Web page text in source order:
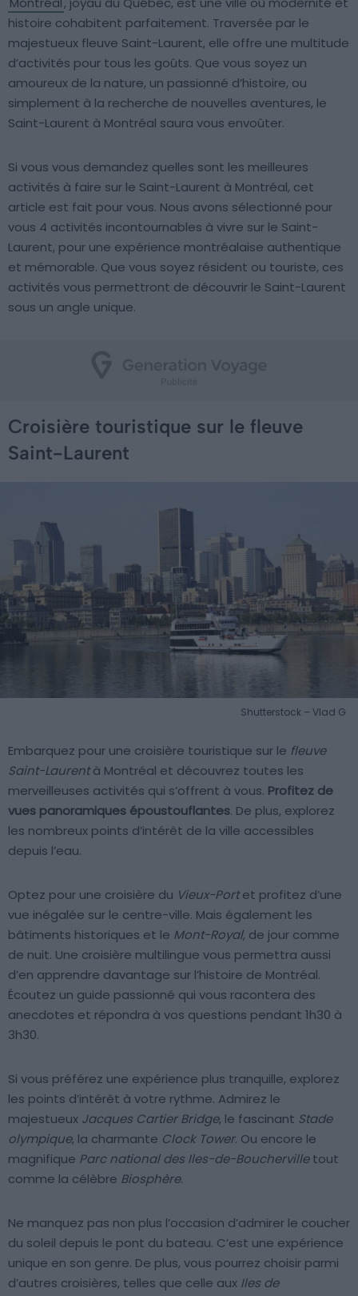
histoire cohabitent parfaitement. Traversée par le
majestueux fleuve Saint-Laurent, elle offre une multitude
d’activités pour tous les goûts. Que vous soyez un
amoureux de la nature, un passionné d’histoire, ou
simplement à la recherche de nouvelles aventures, le
Saint-Laurent à Montréal saura vous envoûter.
Si vous vous demandez quelles sont les meilleures
activités à faire sur le Saint-Laurent à Montréal, cet
article est fait pour vous. Nous avons sélectionné pour
vous 4 activités incontournables à vivre sur le Saint-
Laurent, pour une expérience montréalaise authentique
et mémorable. Que vous soyez résident ou touriste, ces
activités vous permettront de découvrir le Saint-Laurent
sous un angle unique.
Croisière touristique sur le fleuve
Saint-Laurent
Shutterstock – Vlad G
Embarquez pour une croisière touristique sur le fleuve
Saint-Laurentà Montréal et découvrez toutes les
merveilleuses activités qui s’offrent à vous. Profitez de
vues panoramiques époustouflantes. De plus, explorez
les nombreux points d’intérêt de la ville accessibles
depuis l’eau.
Optez pour une croisière du Vieux-Portet profitez d’une
vue inégalée sur le centre-ville. Mais également les
bâtiments historiques et le Mont-Royal, de jour comme
de nuit. Une croisière multilingue vous permettra aussi
d’en apprendre davantage sur l’histoire de Montréal.
Écoutez un guide passionné qui vous racontera des
anecdotes et répondra à vos questions pendant 1h30 à
3h30.
Si vous préférez une expérience plus tranquille, explorez
les points d’intérêt à votre rythme. Admirez le
majestueux Jacques Cartier Bridge, le fascinant Stade
olympique, la charmante Clock Tower. Ou encore le
magnifique Parc national des Iles-de-Bouchervilletout
comme la célèbre Biosphère.
Ne manquez pas non plus l’occasion d’admirer le coucher
du soleil depuis le pont du bateau. C’est une expérience
unique en son genre. De plus, vous pourrez choisir parmi
d’autres croisières, telles que celle aux Iles de